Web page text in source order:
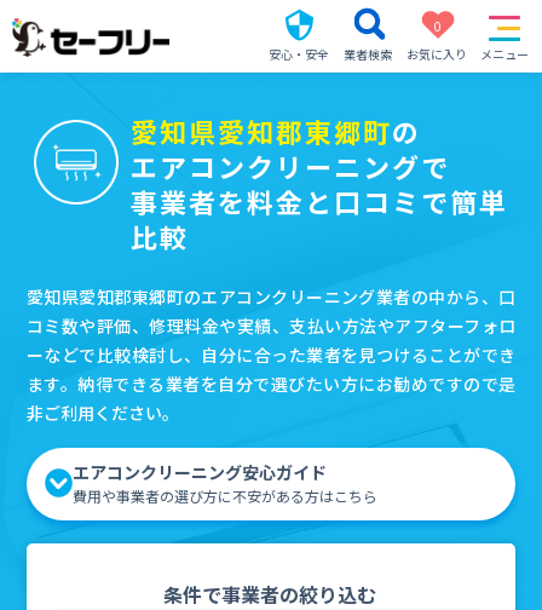
安心・安全 業者検索
0
お気に入り
メニュー
愛知県愛知郡東郷町の
エアコンクリーニングで
事業者を料金と口コミで簡単
比較
愛知県愛知郡東郷町のエアコンクリーニング業者の中から、口
コミ数や評価、修理料金や実績、支払い方法やアフターフォロ
ーなどで比較検討し、自分に合った業者を見つけることができ
ます。納得できる業者を自分で選びたい方にお勧めですので是
非ご利用ください。
エアコンクリーニング安心ガイド
費用や事業者の選び方に不安がある方はこちら
条件で事業者の絞り込む